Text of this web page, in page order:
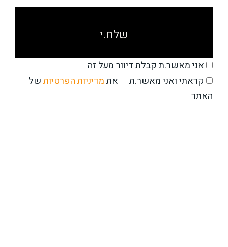
אני מאשר.ת קבלת דיוור מעל זה
קראתי ואני מאשר.ת
אתמדיניות הפרטיותשל
האתר